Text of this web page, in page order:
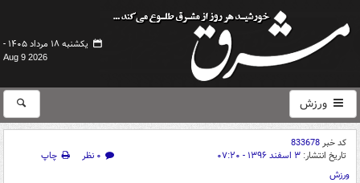
یکشنبه ۱۸ مرداد ۱۴۰۵ -
Aug 9 2026
ورزش
کد خبر833678
تاریخ انتشار: ۳ اسفند ۱۳۹۶ - ۰۷:۲۰ ۰ نظر
چاپ
ورزش